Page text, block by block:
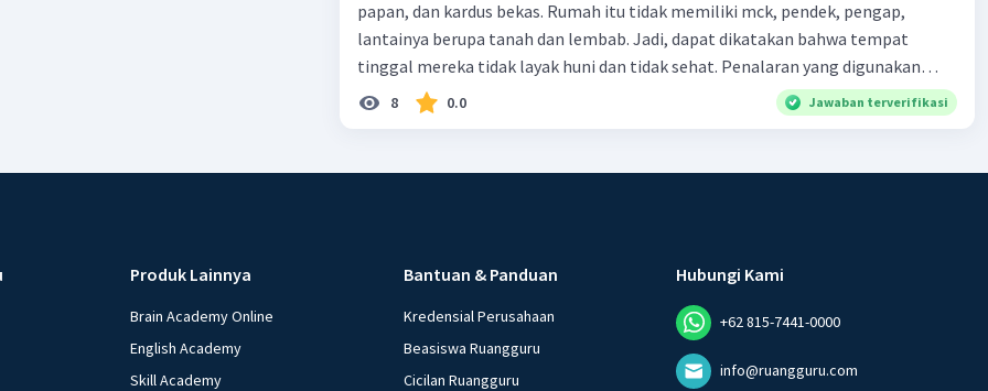
papan, dan kardus bekas. Rumah itu tidak memiliki mck, pendek, pengap,
lantainya berupa tanah dan lembab. Jadi, dapat dikatakan bahwa tempat
tinggal mereka tidak layak huni dan tidak sehat. Penalaran yang digunakan
dalam paragraf tersebut adalah . . . .
8 0.0 Jawaban terverifikasi
Produk Lainnya
Brain Academy Online
English Academy
Skill Academy
Bantuan & Panduan
Kredensial Perusahaan
Beasiswa Ruangguru
Cicilan Ruangguru
Hubungi Kami
+62 815-7441-0000
info@ruangguru.com